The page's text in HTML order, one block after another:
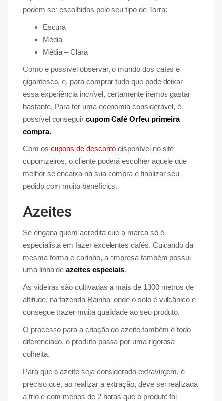
podem ser escolhidos pelo seu tipo de Torra:
Escura
Média
Média – Clara
Como é possível observar, o mundo dos cafés é
gigantesco, e, para comprar tudo que pode deixar
essa experiência incrível, certamente iremos gastar
bastante. Para ter uma economia considerável, é
possível conseguir cupom Café Orfeu primeira
compra.
Com os cupons de desconto disponível no site
cupomzeiros, o cliente poderá escolher aquele que
melhor se encaixa na sua compra e finalizar seu
pedido com muito benefícios.
Azeites
Se engana quem acredita que a marca só é
especialista em fazer excelentes cafés. Cuidando da
mesma forma e carinho, a empresa também possui
uma linha de azeites especiais.
As videiras são cultivadas a mais de 1300 metros de
altitude, na fazenda Rainha, onde o solo é vulcânico e
consegue trazer muita qualidade ao seu produto.
O processo para a criação do azeite também é todo
diferenciado, o produto passa por uma rigorosa
colheita.
Para que o azeite seja considerado extravirgem, é
preciso que, ao realizar a extração, deve ser realizada
a frio e com menos de 2 horas que o produto foi